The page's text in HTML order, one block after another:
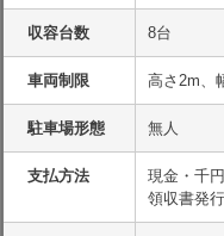
収容台数 8台
車両制限 高さ2m、
駐車場形態 無人
支払方法
現金・千
領収書発